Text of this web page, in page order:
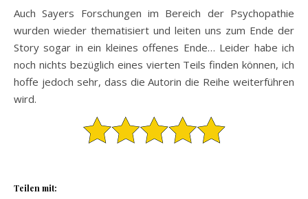
Auch Sayers Forschungen im Bereich der Psychopathie
wurden wieder thematisiert und leiten uns zum Ende der
Story sogar in ein kleines offenes Ende… Leider habe ich
noch nichts bezüglich eines vierten Teils finden können, ich
hoffe jedoch sehr, dass die Autorin die Reihe weiterführen
wird.
Teilen mit: